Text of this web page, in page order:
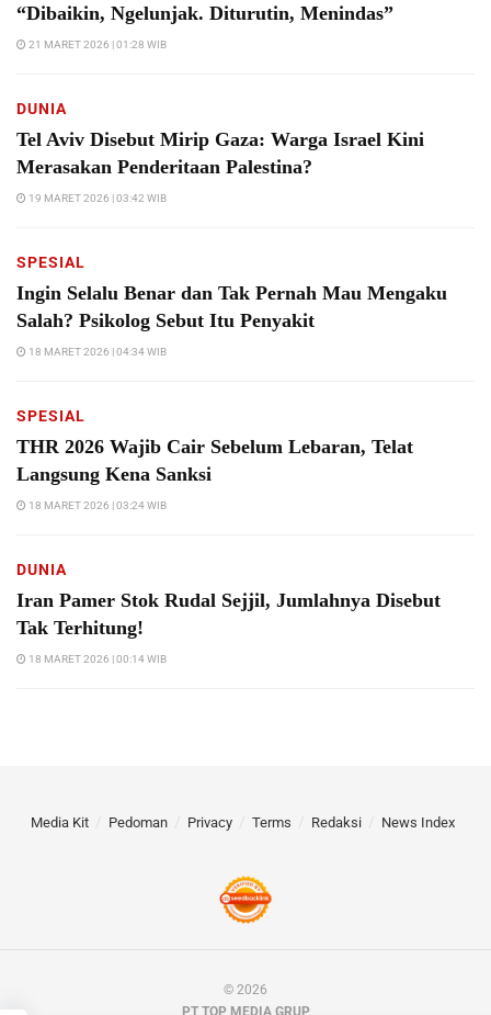
“Dibaikin, Ngelunjak. Diturutin, Menindas”
21 MARET 2026 | 01:28 WIB
DUNIA
Tel Aviv Disebut Mirip Gaza: Warga Israel Kini
Merasakan Penderitaan Palestina?
19 MARET 2026 | 03:42 WIB
SPESIAL
Ingin Selalu Benar dan Tak Pernah Mau Mengaku
Salah? Psikolog Sebut Itu Penyakit
18 MARET 2026 | 04:34 WIB
SPESIAL
THR 2026 Wajib Cair Sebelum Lebaran, Telat
Langsung Kena Sanksi
18 MARET 2026 | 03:24 WIB
DUNIA
Iran Pamer Stok Rudal Sejjil, Jumlahnya Disebut
Tak Terhitung!
18 MARET 2026 | 00:14 WIB
Media Kit Pedoman Privacy Terms Redaksi News Index
© 2026
PT TOP MEDIA GRUP